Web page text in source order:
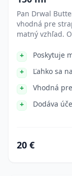
Pan Drwal
vhodná pre
matný vzhľad.
Poskytuje
Ľahko sa
Vhodná
Dodáva
20 €